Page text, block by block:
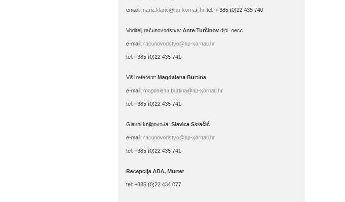
email: maria.klaric@np-kornati.hr tel: + 385 (0)22 435 740
Voditelj računovodstva: Ante Turčinov dipl. oecc
e-mail: racunovodstvo@np-kornati.hr
tel: +385 (0)22 435 741
Viši referent: Magdalena Burtina
e-mail: magdalena.burtina@np-kornati.hr
tel: +385 (0)22 435 741
Glavni knjigovođa: Slavica Skračić
e-mail: racunovodstvo@np-kornati.hr
tel: +385 (0)22 435 741
Recepcija ABA, Murter
tel: +385 (0)22 434 077